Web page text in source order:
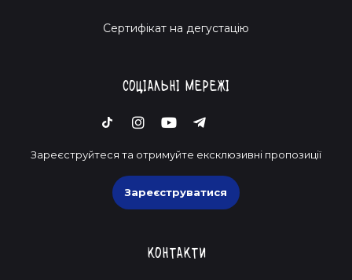
Cертифікат на дегустацію
Соціальні мережі
Зареєструйтеся та отримуйте ексклюзивні пропозиції
Зареєструватися
Контакти